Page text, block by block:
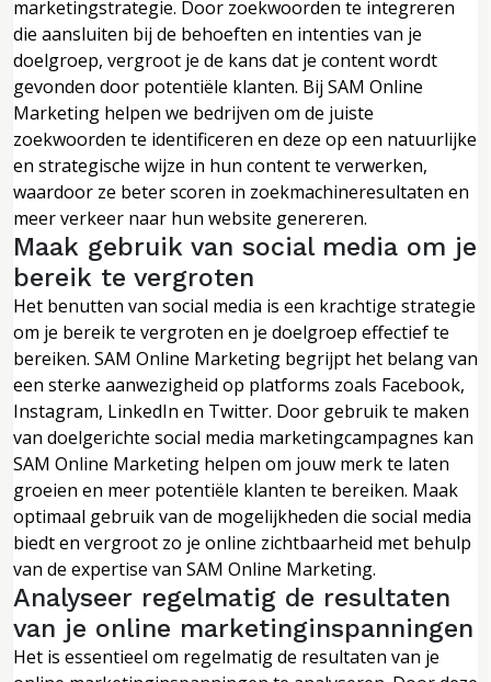
marketingstrategie. Door zoekwoorden te integreren
die aansluiten bij de behoeften en intenties van je
doelgroep, vergroot je de kans dat je content wordt
gevonden door potentiële klanten. Bij SAM Online
Marketing helpen we bedrijven om de juiste
zoekwoorden te identificeren en deze op een natuurlijke
en strategische wijze in hun content te verwerken,
waardoor ze beter scoren in zoekmachineresultaten en
meer verkeer naar hun website genereren.
Maak gebruik van social media om je
bereik te vergroten
Het benutten van social media is een krachtige strategie
om je bereik te vergroten en je doelgroep effectief te
bereiken. SAM Online Marketing begrijpt het belang van
een sterke aanwezigheid op platforms zoals Facebook,
Instagram, LinkedIn en Twitter. Door gebruik te maken
van doelgerichte social media marketingcampagnes kan
SAM Online Marketing helpen om jouw merk te laten
groeien en meer potentiële klanten te bereiken. Maak
optimaal gebruik van de mogelijkheden die social media
biedt en vergroot zo je online zichtbaarheid met behulp
van de expertise van SAM Online Marketing.
Analyseer regelmatig de resultaten
van je online marketinginspanningen
Het is essentieel om regelmatig de resultaten van je